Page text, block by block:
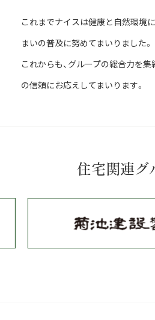
これまでナイスは健康と自然環境
まいの普及に努めてまいりました。
これからも、グループの総合力を集
の信頼にお応えしてまいります。
住宅関連グ